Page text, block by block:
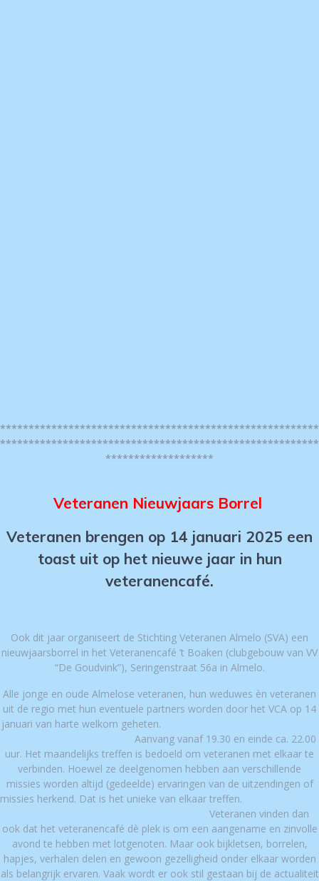
********************************************************
********************************************************
*******************
Veteranen Nieuwjaars Borrel
Veteranen brengen op 14 januari 2025 een
toast uit op het nieuwe jaar in hun
veteranencafé.
Ook dit jaar organiseert de Stichting Veteranen Almelo (SVA) een
nieuwjaarsborrel in het Veteranencafé ’t Boaken (clubgebouw van VV
“De Goudvink”), Seringenstraat 56a in Almelo.
Alle jonge en oude Almelose veteranen, hun weduwes èn veteranen
uit de regio met hun eventuele partners worden door het VCA op 14
januari van harte welkom geheten.
Aanvang vanaf 19.30 en einde ca. 22.00
uur. Het maandelijks treffen is bedoeld om veteranen met elkaar te
verbinden. Hoewel ze deelgenomen hebben aan verschillende
missies worden altijd (gedeelde) ervaringen van de uitzendingen of
missies herkend. Dat is het unieke van elkaar treffen.
Veteranen vinden dan
ook dat het veteranencafé dè plek is om een aangename en zinvolle
avond te hebben met lotgenoten. Maar ook bijkletsen, borrelen,
hapjes, verhalen delen en gewoon gezelligheid onder elkaar worden
als belangrijk ervaren. Vaak wordt er ook stil gestaan bij de actualiteit